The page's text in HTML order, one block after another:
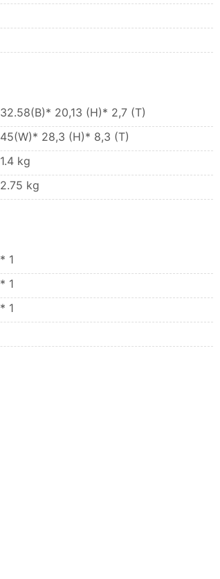
32.58(B)* 20,13 (H)* 2,7 (T)
45(W)* 28,3 (H)* 8,3 (T)
1.4 kg
2.75 kg
* 1
* 1
* 1